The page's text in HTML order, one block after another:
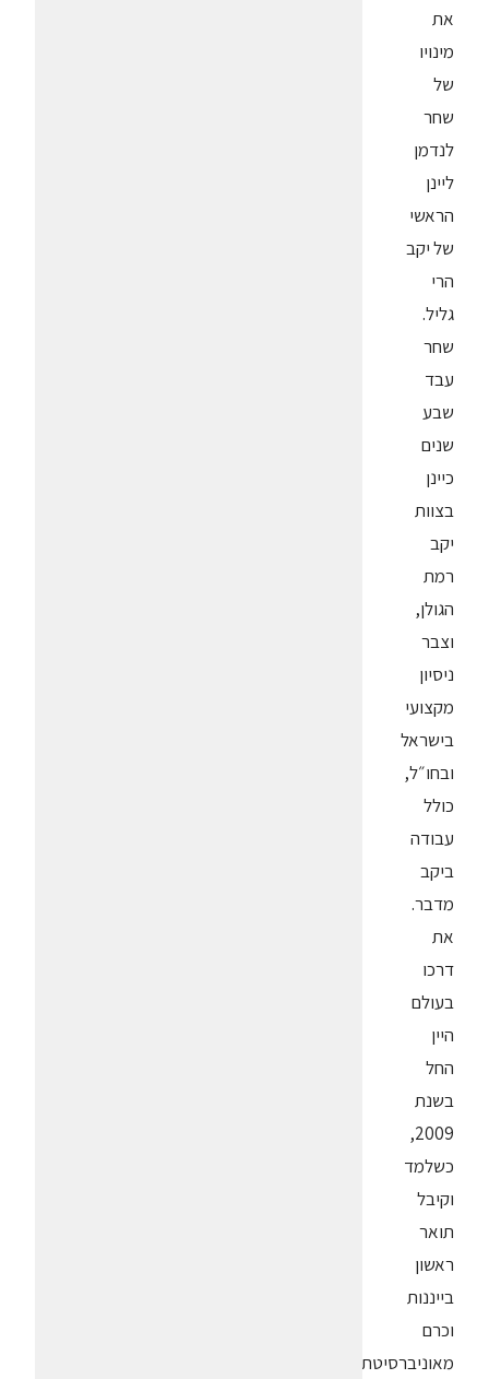
את
מינויו
של
שחר
לנדמן
ליינן
הראשי
של יקב
הרי
גליל.
שחר
עבד
שבע
שנים
כיינן
בצוות
יקב
רמת
הגולן,
וצבר
ניסיון
מקצועי
בישראל
ובחו״ל,
כולל
עבודה
ביקב
מדבר.
את
דרכו
בעולם
היין
החל
בשנת
2009,
כשלמד
וקיבל
תואר
ראשון
בייננות
וכרם
מאוניברסיטת